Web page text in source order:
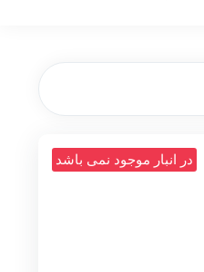
در انبار موجود نمی باشد